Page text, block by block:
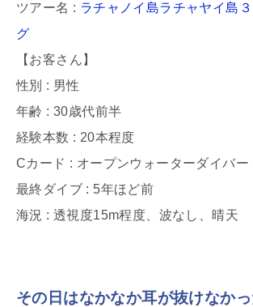
ツアー名 : ラチャノイ島ラチャヤイ島
グ
【お客さん】
性別 : 男性
年齢 : 30歳代前半
経験本数 : 20本程度
Cカード : オープンウォーターダイバー
最終ダイブ : 5年ほど前
海況 : 透視度15m程度、波なし、晴天
その日はなかなか耳が抜けなか